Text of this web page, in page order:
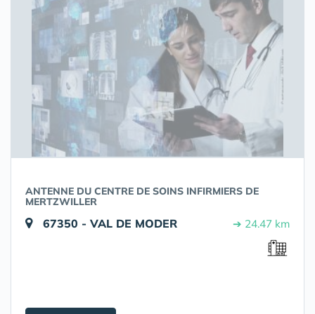
ANTENNE DU CENTRE DE SOINS INFIRMIERS DE
MERTZWILLER
67350 - VAL DE MODER ➔ 24.47 km